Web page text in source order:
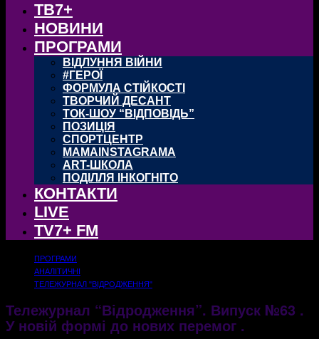
ТВ7+
НОВИНИ
ПРОГРАМИ
ВІДЛУННЯ ВІЙНИ
#ГЕРОЇ
ФОРМУЛА СТІЙКОСТІ
ТВОРЧИЙ ДЕСАНТ
ТОК-ШОУ “ВІДПОВІДЬ”
ПОЗИЦІЯ
СПОРТЦЕНТР
MAMAINSTAGRAMA
ART-ШКОЛА
ПОДІЛЛЯ ІНКОГНІТО
КОНТАКТИ
LIVE
TV7+ FM
ПРОГРАМИ
АНАЛІТИЧНІ
ТЕЛЕЖУРНАЛ "ВІДРОДЖЕННЯ"
Тележурнал “Відродження”. Випуск №63 .
У новій формі до нових перемог .